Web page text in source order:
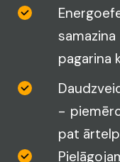
pagarina
-
pat